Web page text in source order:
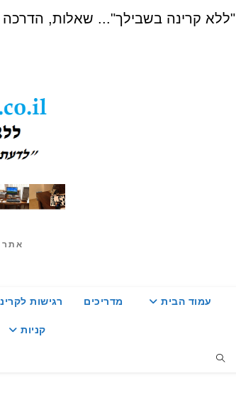
"ללא קרינה בשבילך"... שאלות, הדרכה ויעוץ בתשלום
אתר
עמוד הבית מדריכים רגישות
קניות